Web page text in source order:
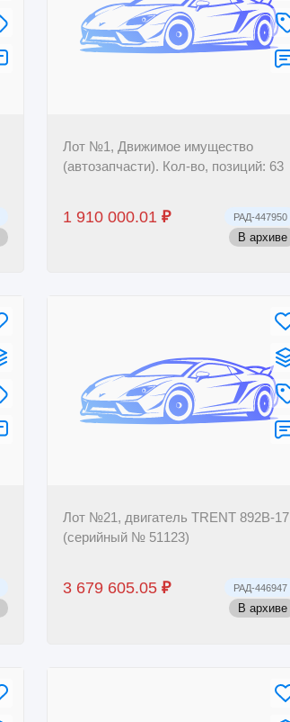
Лот №1, Движимое имущество
(автозапчасти). Кол-во, позиций: 63
1 910 000.01 ₽ РАД-447950
В архиве
Лот №21, двигатель TRENT 892B-17
(серийный № 51123)
3 679 605.05 ₽ РАД-446947
В архиве